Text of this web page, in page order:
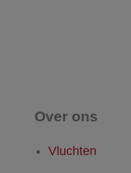
Over ons
Vluchten